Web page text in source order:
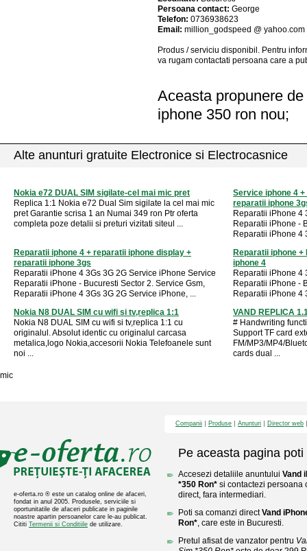
Persoana contact: George
Telefon: 0736938623
Email: million_godspeed @ yahoo.com
Produs / serviciu disponibil . Pentru
va rugam contactati persoana care a
Aceasta propunere
iphone 350 ron nou;
Alte anunturi gratuite Electronice si Electrocasnice
Nokia e72 DUAL SIM sigilate-cel mai mic pret
Replica 1:1 Nokia e72 Dual Sim sigilate la cel mai mic
pret Garantie scrisa 1 an Numai 349 ron Ptr oferta
completa poze detalii si preturi vizitati siteul ...
Service iphone 4
reparatii iphone
Reparatii iPhone 4
Reparatii iPhone -
Reparatii iPhone 4
Reparatii iphone 4 + reparatii iphone display +
reparatii iphone 3gs
Reparatii iPhone 4 3Gs 3G 2G Service iPhone Service
Reparatii iPhone - Bucuresti Sector 2. Service Gsm,
Reparatii iPhone 4 3Gs 3G 2G Service iPhone, ...
Reparatii iphone
iphone 4
Reparatii iPhone 4
Reparatii iPhone -
Reparatii iPhone 4
Nokia N8 DUAL SIM cu wifi si tv,replica 1:1
Nokia N8 DUAL SIM cu wifi si tv,replica 1:1 cu
originalul. Absolut identic cu originalul carcasa
metalica,logo Nokia,accesorii Nokia Telefoanele sunt
noi ...
VAND REPLICA
# Handwriting
Support TF card
FM/MP3/MP4/
cards dual ...
mic
e-oferta.ro ® este un catalog online de afaceri,
fondat in anul 2005. Produsele, serviciile si
oportunitatile de afaceri publicate in paginile
noastre apartin persoanelor care le-au publicat.
Cititi Termenii si Conditiile de utilizare.
Companii Produse Anunturi Director web
Pe aceasta pagina poti
Accesezi detaliile anuntului Vand
*350 Ron* si contactezi persoana
direct, fara intermediari.
Poti sa comanzi directVand
Ron*, care este in Bucuresti.
Pretul afisat de vanzator pentru